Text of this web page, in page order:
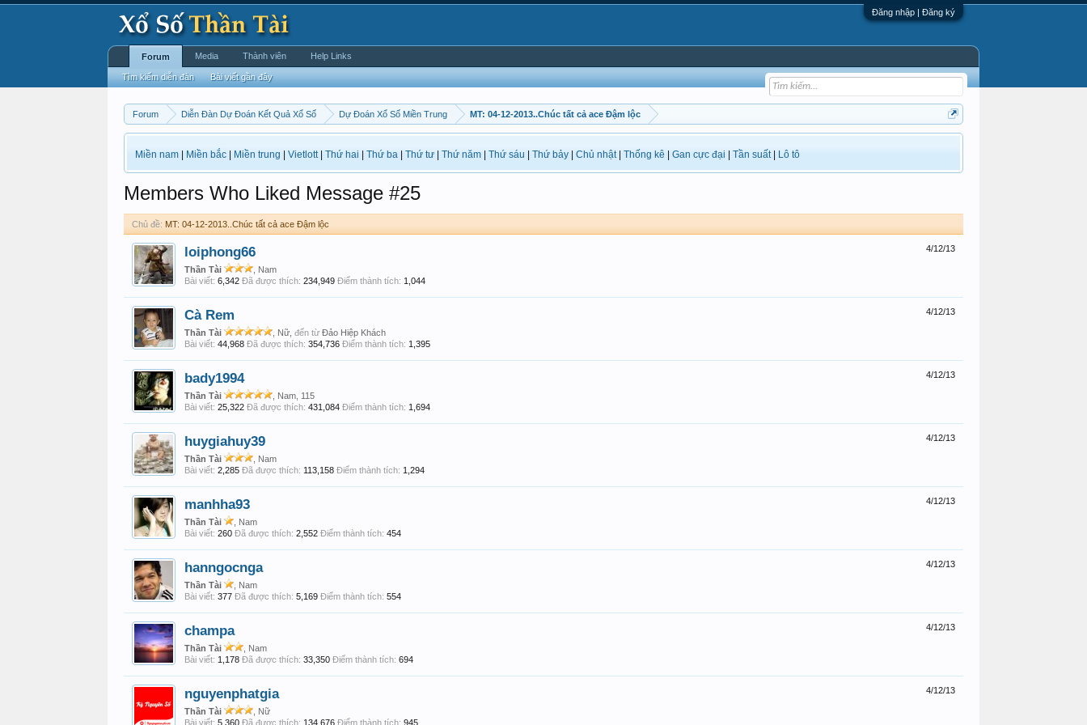
Đăng nhập | Đăng ký
Forum Diễn Đàn Dự Đoán Kết Quả Xổ Số Dự Đoán Xổ Số Miền Trung MT: 04-12-2013..Chúc tất cả ace Đậm lộc
Miền nam Miền bắc Miền trung Vietlott| Thứ hai Thứ ba Thứ tư Thứ năm Thứ sáu Thứ bảy Chủ nhật| Thống kê Gan cực đại Tần suất| Lô tô
Members Who Liked Message #25
Chủ đề: MT: 04-12-2013..Chúc tất cả ace Đậm lộc
4/12/13
loiphong66
Thần Tài
, Nam
Bài viết: 6,342 Đã được thích: 234,949 Điểm thành tích: 1,044
4/12/13
Cà Rem
Thần Tài , Nữ, đến từ Đảo Hiệp Khách
Bài viết: 44,968 Đã được thích: 354,736 Điểm thành tích: 1,395
4/12/13
bady1994
Thần Tài
, Nam, 115
Bài viết: 25,322 Đã được thích: 431,084 Điểm thành tích: 1,694
4/12/13
huygiahuy39
Thần Tài
, Nam
Bài viết: 2,285 Đã được thích: 113,158 Điểm thành tích: 1,294
4/12/13
manhha93
Thần Tài
, Nam
Bài viết: 260 Đã được thích: 2,552 Điểm thành tích: 454
4/12/13
hanngocnga
Thần Tài
, Nam
Bài viết: 377 Đã được thích: 5,169 Điểm thành tích: 554
4/12/13
champa
Thần Tài
, Nam
Bài viết: 1,178 Đã được thích: 33,350 Điểm thành tích: 694
4/12/13
nguyenphatgia
Thần Tài
, Nữ
Bài viết: 5,360 Đã được thích: 134,676 Điểm thành tích: 945
Forum
Tìm kiếm diễn đàn Bài viết gần đây
Media Thành viên Help Links